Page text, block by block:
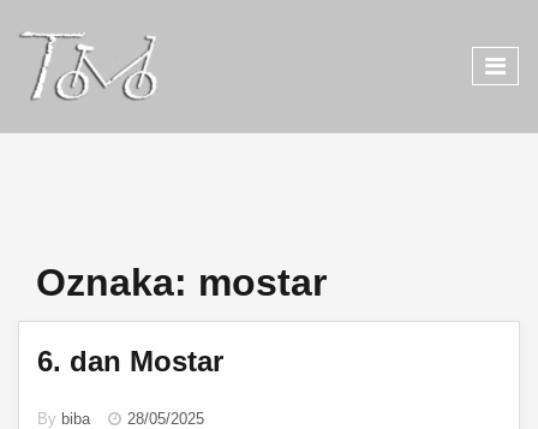
Oznaka: mostar
6. dan Mostar
By biba
28/05/2025